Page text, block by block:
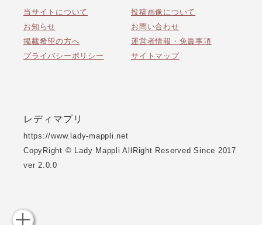
当サイトについて
投稿画像について
お知らせ
お問い合わせ
掲載希望の方へ
運営者情報・免責事項
プライバシーポリシー
サイトマップ
レディマプリ
https://www.lady-mappli.net
CopyRight © Lady Mappli AllRight Reserved Since 2017
ver 2.0.0